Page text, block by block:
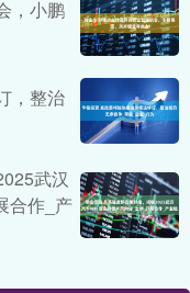
，小鹏
，整治
武汉
合作_产